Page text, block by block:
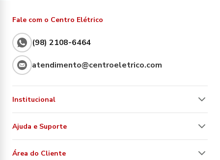
Fale com o Centro Elétrico
(98) 2108-6464
atendimento@centroeletrico.com
Institucional
Ajuda e Suporte
Área do Cliente